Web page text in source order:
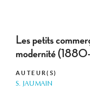
Les petits
modernité
AUTEUR(S)
S. JAUMAIN